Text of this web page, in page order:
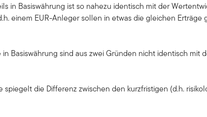
in Basiswährung ist so nahezu identisch mit der
einem EUR-Anleger sollen in etwas die gleichen
Basiswährung sind aus zwei Gründen nicht identisch mit
die Differenz zwischen den kurzfristigen (d.h.